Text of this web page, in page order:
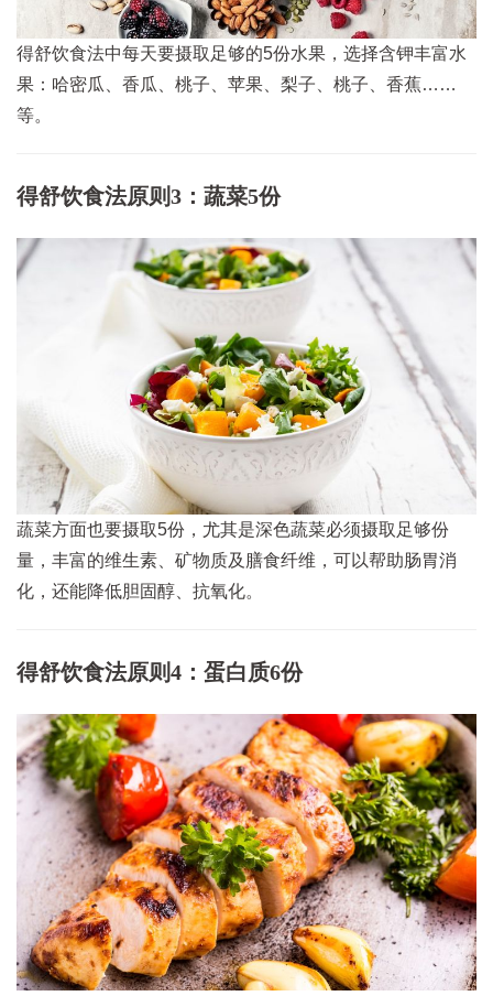
得舒饮食法中每天要摄取足够的5份水果，选择含钾丰富水
果：哈密瓜、香瓜、桃子、苹果、梨子、桃子、香蕉……
等。
得舒饮食法原则3：蔬菜5份
蔬菜方面也要摄取5份，尤其是深色蔬菜必须摄取足够份
量，丰富的维生素、矿物质及膳食纤维，可以帮助肠胃消
化，还能降低胆固醇、抗氧化。
得舒饮食法原则4：蛋白质6份